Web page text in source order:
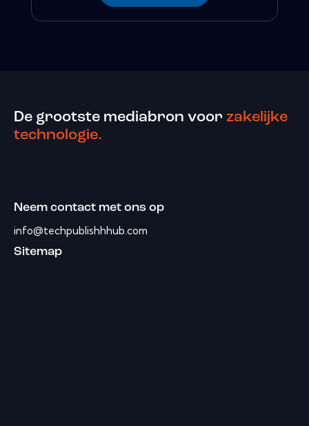
De grootste mediabron voor zakelijke
technologie.
Neem contact met ons op
info@techpublishhhub.com
Sitemap